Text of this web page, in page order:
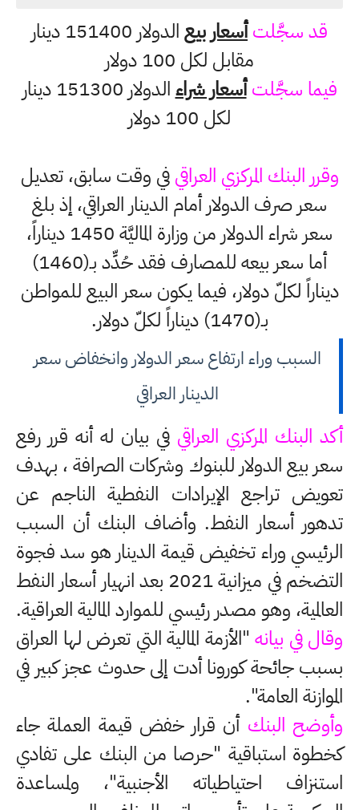
قد سجَّلتأسعار بيع
الدولار 151400 دينار
مقابل لكل 100 دولار
فيما سجَّلت أسعار شراء
الدولار 151300 دينار
لكل 100 دولار
وقرر البنك المركزي العراقيفي وقت سابق، تعديل
سعر صرف الدولار أمام الدينار العراقي، إذ بلغ
سعر شراء الدولار من وزارة الماليَّة 1450 ديناراً،
أما سعر بيعه للمصارف فقد حُدِّد بـ(1460)
ديناراً لكلّ دولار، فيما يكون سعر البيع للمواطن
بـ(1470) ديناراً لكلّ دولار.
السبب وراء ارتفاع سعر الدولار وانخفاض سعر
الدينار العراقي
أكد البنك المركزي العراقي في بيان له أنه قرر رفع
سعر بيع الدولار للبنوك وشركات الصرافة ، بهدف
تعويض تراجع الإيرادات النفطية الناجم عن
تدهور أسعار النفط. وأضاف البنك أن السبب
الرئيسي وراء تخفيض قيمة الدينار هو سد فجوة
التضخم في ميزانية 2021 بعد انهيار أسعار النفط
العالمية، وهو مصدر رئيسي للموارد المالية العراقية.
وقال في بيانه "الأزمة المالية التي تعرض لها العراق
بسبب جائحة كورونا أدت إلى حدوث عجز كبير في
الموازنة العامة".
وأوضح البنك أن قرار خفض قيمة العملة جاء
كخطوة استباقية "حرصا من البنك على تفادي
استنزاف احتياطياته الأجنبية"، ولمساعدة